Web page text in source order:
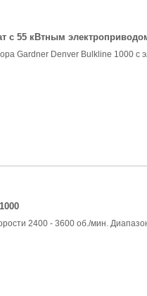
с 55 кВтным
Gardner Denver Bulkline 1000 с
2400 - 3600 об./мин.